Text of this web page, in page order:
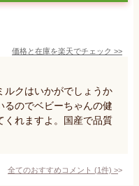
価格と在庫を楽天でチェック >>
ルクはいかがでしょうか
るのでベビーちゃんの健
くれますよ。国産で品質
全てのおすすめコメント (1件) >